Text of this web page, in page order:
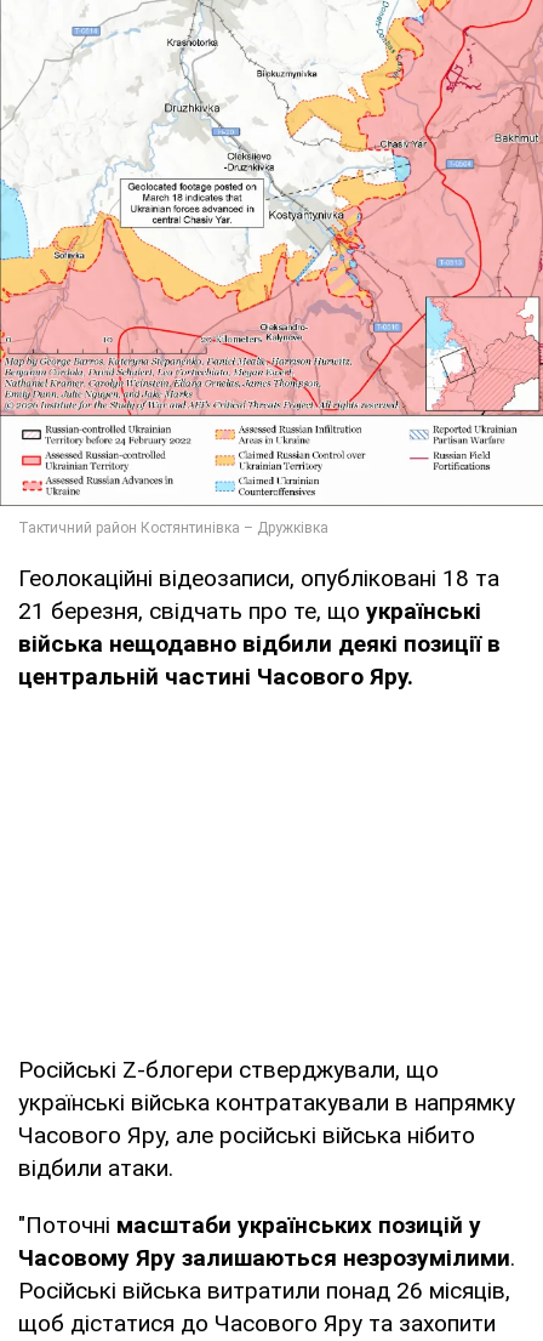
Геолокаційні відеозаписи, опубліковані 18 та
21 березня, свідчать про те, що українські
війська нещодавно відбили деякі позиції в
центральній частині Часового Яру.
Російські Z-блогери стверджували, що
українські війська контратакували в напрямку
Часового Яру, але російські війська нібито
відбили атаки.
"Поточні масштаби українських позицій у
Часовому Яру залишаються незрозумілими.
Російські війська витратили понад 26 місяців,
щоб дістатися до Часового Яру та захопити